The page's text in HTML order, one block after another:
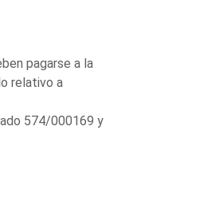
pagarse a la
relativo a
574/000169 y